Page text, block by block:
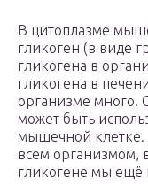
В цитоплазме
гликоген (в виде
гликогена в
гликогена в
организме много.
может быть
мышечной клетке.
всем организмом,
гликогене мы ещё